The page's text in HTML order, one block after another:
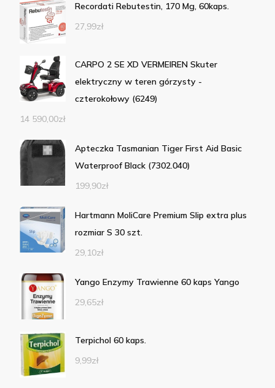
Recordati Rebutestin, 170 Mg, 60kaps.
27,99zł
CARPO 2 SE XD VERMEIREN Skuter
elektryczny w teren górzysty -
czterokołowy (6249)
14 590,00zł
Apteczka Tasmanian Tiger First Aid Basic
Waterproof Black (7302.040)
199,90zł
Hartmann MoliCare Premium Slip extra plus
rozmiar S 30 szt.
29,10zł
Yango Enzymy Trawienne 60 kaps Yango
29,65zł
Terpichol 60 kaps.
9,99zł